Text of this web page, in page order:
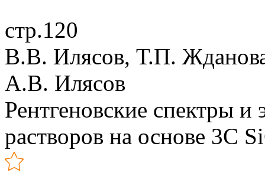
стр.120
В.В. Илясов, Т.П.
А.В. Илясов
Рентгеновские спектры и
растворов на основе 3C